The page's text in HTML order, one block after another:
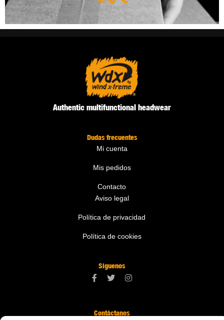
Authentic multifunctional headwear
Dudas frecuentes
Mi cuenta
Mis pedidos
Contacto
Aviso legal
Política de privacidad
Política de cookies
Síguenos
Contáctanos